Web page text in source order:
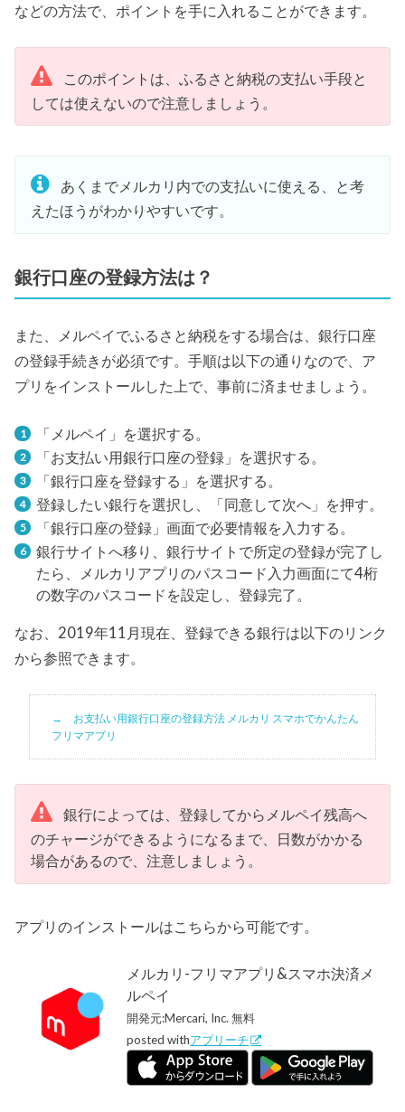
などの方法で、ポイントを手に入れることができます。
このポイントは、ふるさと納税の支払い手段と
しては使えないので注意しましょう。
あくまでメルカリ内での支払いに使える、と考
えたほうがわかりやすいです。
銀行口座の登録方法は？
また、メルペイでふるさと納税をする場合は、銀行口座
の登録手続きが必須です。手順は以下の通りなので、ア
プリをインストールした上で、事前に済ませましょう。
「メルペイ」を選択する。
「お支払い用銀行口座の登録」を選択する。
「銀行口座を登録する」を選択する。
登録したい銀行を選択し、「同意して次へ」を押す。
「銀行口座の登録」画面で必要情報を入力する。
銀行サイトへ移り、銀行サイトで所定の登録が完了し
たら、メルカリアプリのパスコード入力画面にて4桁
の数字のパスコードを設定し、登録完了。
なお、2019年11月現在、登録できる銀行は以下のリンク
から参照できます。
お支払い用銀行口座の登録方法 メルカリ スマホでかんたん
フリマアプリ
銀行によっては、登録してからメルペイ残高へ
のチャージができるようになるまで、日数がかかる
場合があるので、注意しましょう。
アプリのインストールはこちらから可能です。
メルカリ-フリマアプリ&スマホ決済メ
ルペイ
開発元:Mercari, Inc. 無料
posted withアプリーチ